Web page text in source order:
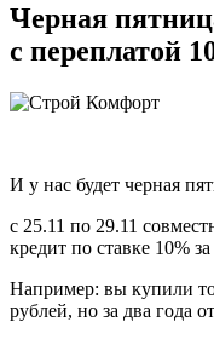
Черная
с переплатой
И у нас будет черная
с 25.11 по 29.11
кредит по ставке 10%
Например: вы купили
рублей, но за два года